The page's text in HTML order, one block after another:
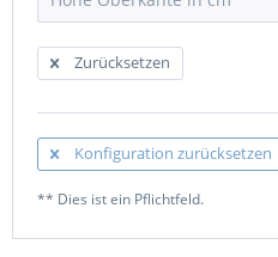
Zurücksetzen
Konfiguration zurücksetzen
** Dies ist ein Pflichtfeld.